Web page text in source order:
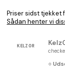
Priser sidst tjekket
Sådan henter vi
KELZ0R
○